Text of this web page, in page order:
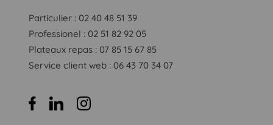
Particulier : 02 40 48 51 39
Professionel : 02 51 82 92 05
Plateaux repas : 07 85 15 67 85
Service client web : 06 43 70 34 07